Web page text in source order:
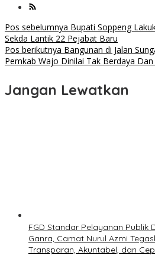
Navigasi
pos
Pos sebelumnya Bupati Soppeng
Sekda Lantik 22 Pejabat Baru
Pos berikutnya Bangunan di Jalan
Pemkab Wajo Dinilai Tak Berdaya
Jangan Lewatkan
FGD Standar Pelayanan Publik
Ganra, Camat Nurul Azmi
Transparan, Akuntabel, dan